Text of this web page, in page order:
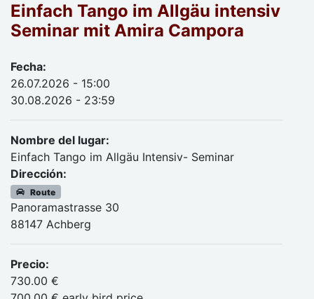
Einfach Tango im Allgäu intensiv
Seminar mit Amira Campora
Fecha:
26.07.2026 - 15:00
30.08.2026 - 23:59
Nombre del lugar:
Einfach Tango im Allgäu Intensiv- Seminar
Dirección:
Route
Panoramastrasse 30
88147 Achberg
Precio:
730.00 €